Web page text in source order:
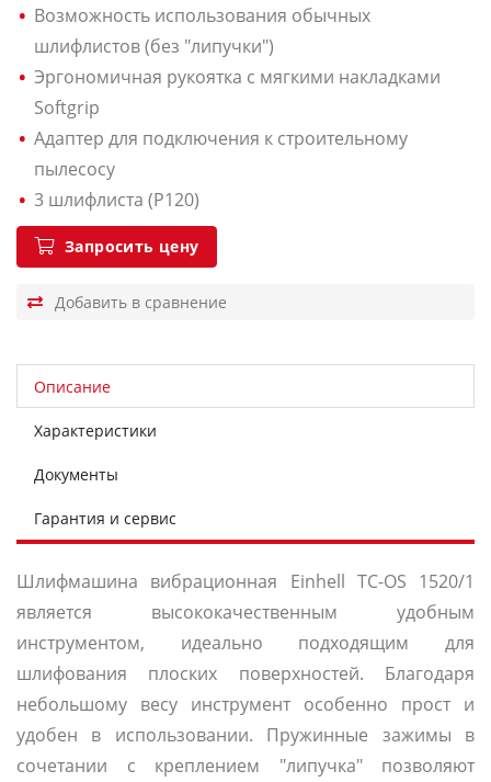
Возможность использования обычных
шлифлистов (без "липучки")
Эргономичная рукоятка с мягкими накладками
Softgrip
Адаптер для подключения к строительному
пылесосу
3 шлифлиста (P120)
Запросить цену
Описание
Характеристики
Документы
Гарантия и сервис
Шлифмашина вибрационная Einhell TC-OS 1520/1
является высококачественным удобным
инструментом, идеально подходящим для
шлифования плоских поверхностей. Благодаря
небольшому весу инструмент особенно прост и
удобен в использовании. Пружинные зажимы в
сочетании с креплением "липучка" позволяют